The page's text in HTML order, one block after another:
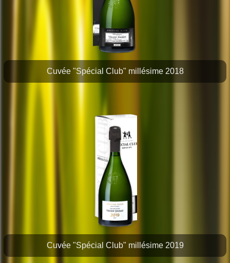
Cuvée "Spécial Club" millésime 2018
Cuvée "Spécial Club" millésime 2019